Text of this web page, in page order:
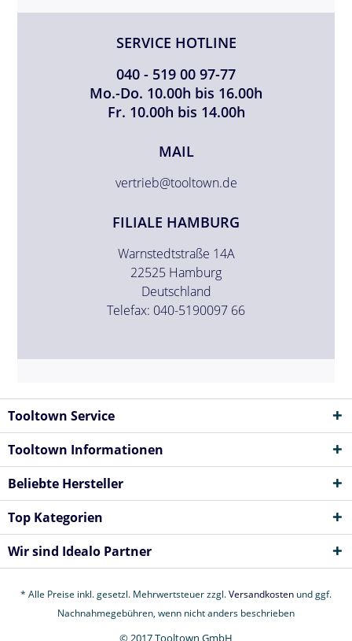
SERVICE HOTLINE
040 - 519 00 97-77
Mo.-Do. 10.00h bis 16.00h
Fr. 10.00h bis 14.00h
MAIL
vertrieb@tooltown.de
FILIALE HAMBURG
Warnstedtstraße 14A
22525 Hamburg
Deutschland
Telefax: 040-5190097 66
Tooltown Service
Tooltown Informationen
Beliebte Hersteller
Top Kategorien
Wir sind Idealo Partner
* Alle Preise inkl. gesetzl. Mehrwertsteuer zzgl.Versandkosten und ggf.
Nachnahmegebühren, wenn nicht anders beschrieben
© 2017 Tooltown GmbH